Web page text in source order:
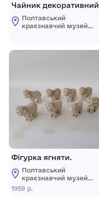
Чайник декоративний
Полтавський
краєзнавчий музей
Фігурка ягняти.
Полтавський
краєзнавчий музей
імені Василя
Кричевського
1959 р.